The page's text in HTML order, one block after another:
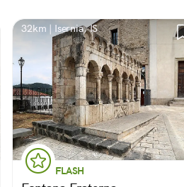
32km | Isernia, IS
FLASH